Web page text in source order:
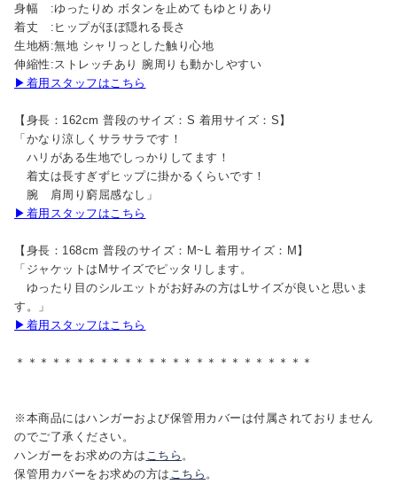
身幅 :ゆったりめ ボタンを止めてもゆとりあり
着丈 :ヒップがほぼ隠れる長さ
生地柄:無地 シャリっとした触り心地
伸縮性:ストレッチあり 腕周りも動かしやすい
▶着用スタッフはこちら
【身長：162cm 普段のサイズ：S 着用サイズ：S】
「かなり涼しくサラサラです！
ハリがある生地でしっかりしてます！
着丈は長すぎずヒップに掛かるくらいです！
腕 肩周り窮屈感なし」
▶着用スタッフはこちら
【身長：168cm 普段のサイズ：M~L 着用サイズ：M】
「ジャケットはMサイズでピッタリします。
ゆったり目のシルエットがお好みの方はLサイズが良いと思いま
す。」
▶着用スタッフはこちら
＊＊＊＊＊＊＊＊＊＊＊＊＊＊＊＊＊＊＊＊＊＊＊＊＊
※本商品にはハンガーおよび保管用カバーは付属されておりません
のでご了承ください。
ハンガーをお求めの方は こちら 。
保管用カバーをお求めの方は こちら 。